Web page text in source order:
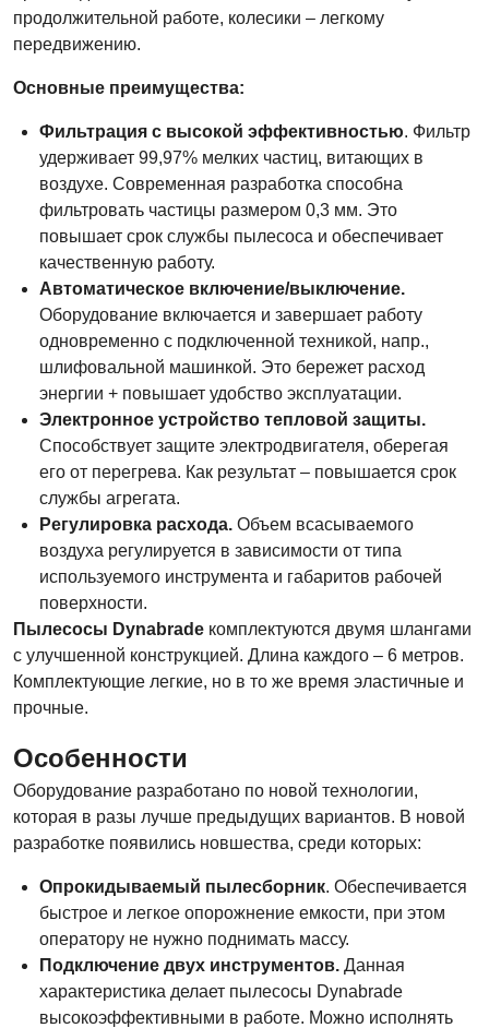
продолжительной работе, колесики – легкому
передвижению.
Основные преимущества:
Фильтрация с высокой эффективностью. Фильтр
удерживает 99,97% мелких частиц, витающих в
воздухе. Современная разработка способна
фильтровать частицы размером 0,3 мм. Это
повышает срок службы пылесоса и обеспечивает
качественную работу.
Автоматическое включение/выключение.
Оборудование включается и завершает работу
одновременно с подключенной техникой, напр.,
шлифовальной машинкой. Это бережет расход
энергии + повышает удобство эксплуатации.
Электронное устройство тепловой защиты.
Способствует защите электродвигателя, оберегая
его от перегрева. Как результат – повышается срок
службы агрегата.
Регулировка расхода. Объем всасываемого
воздуха регулируется в зависимости от типа
используемого инструмента и габаритов рабочей
поверхности.
Пылесосы Dynabrade комплектуются двумя шлангами
с улучшенной конструкцией. Длина каждого – 6 метров.
Комплектующие легкие, но в то же время эластичные и
прочные.
Особенности
Оборудование разработано по новой технологии,
которая в разы лучше предыдущих вариантов. В новой
разработке появились новшества, среди которых:
Опрокидываемый пылесборник. Обеспечивается
быстрое и легкое опорожнение емкости, при этом
оператору не нужно поднимать массу.
Подключение двух инструментов. Данная
характеристика делает пылесосы Dynabrade
высокоэффективными в работе. Можно исполнять